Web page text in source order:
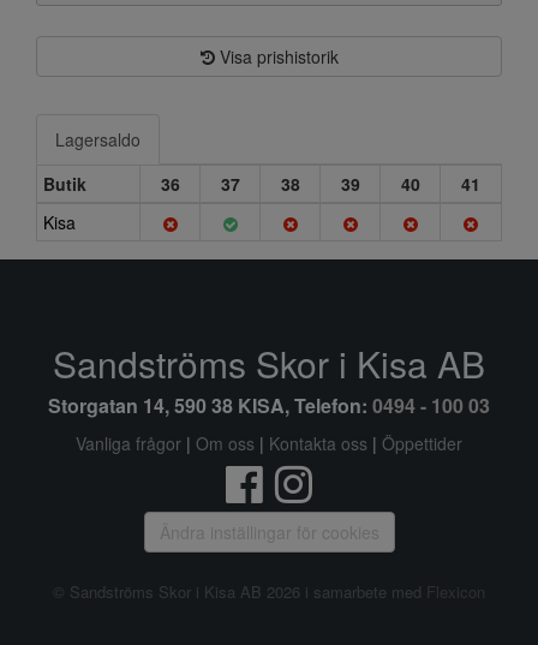
Visa prishistorik
Lagersaldo
Butik
36 37 38 39 40
41
Kisa
Sandströms Skor i Kisa AB
Storgatan 14, 590 38 KISA, Telefon: 0494 - 100 03
Vanliga frågor | Om oss | Kontakta oss | Öppettider
Ändra inställingar för cookies
© Sandströms Skor i Kisa AB 2026 i samarbete med Flexicon